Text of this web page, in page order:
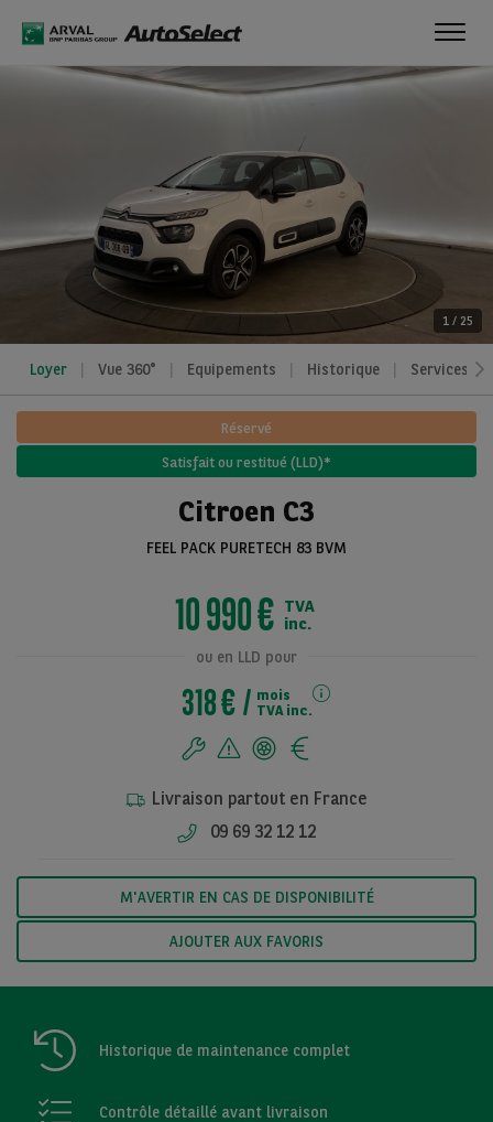
1 / 25
Loyer Vue 360° Equipements Historique Services
Réservé
Satisfait ou restitué (LLD)*
Citroen C3
FEEL PACK PURETECH 83 BVM
10 990 € TVA
inc.
ou en LLD pour
318 €
mois
TVA inc.
Livraison partout en France
09 69 32 12 12
M'AVERTIR EN CAS DE DISPONIBILITÉ
AJOUTER AUX FAVORIS
Historique de maintenance complet
Contrôle détaillé avant livraison